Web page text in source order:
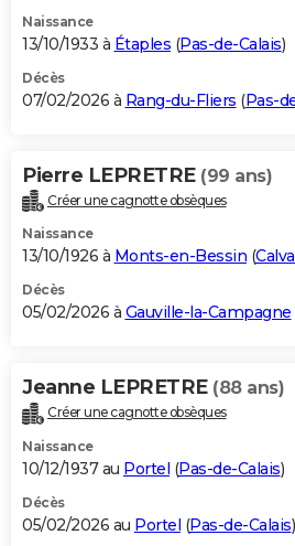
Naissance
13/10/1933 à Étaples (Pas-de-Calais)
Décès
07/02/2026 à Rang-du-Fliers (Pas-
Pierre LEPRETRE (99 ans)
Créer une cagnotte obsèques
Naissance
13/10/1926 à Monts-en-Bessin (
Décès
05/02/2026 à Gauville-la-Campagne
Jeanne LEPRETRE (88 ans)
Créer une cagnotte obsèques
Naissance
10/12/1937 au Portel (Pas-de-Calais)
Décès
05/02/2026 au Portel (Pas-de-Calais)